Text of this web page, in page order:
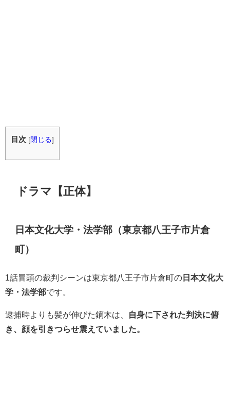
目次 [閉じる]
ドラマ【正体】
日本文化大学・法学部（東京都八王子市片倉
町）
1話冒頭の裁判シーンは東京都八王子市片倉町の 日本文化大
学・法学部です。
逮捕時よりも髪が伸びた鏑木は、
自身に下された判決に俯
き、顔を引きつらせ震えていました。